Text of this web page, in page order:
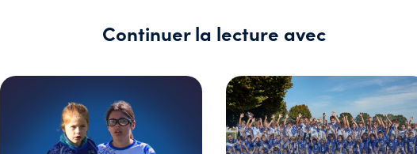
Continuer la lecture avec